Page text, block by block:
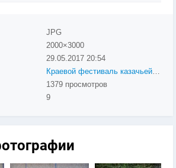
JPG
2000×3000
29.05.2017 20:54
1379 просмотров
9